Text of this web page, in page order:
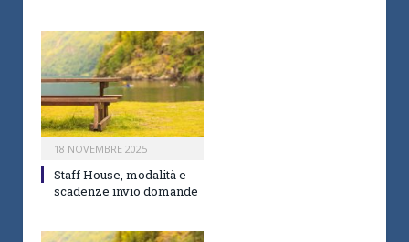
18 NOVEMBRE 2025
Staff House, modalità e
scadenze invio domande